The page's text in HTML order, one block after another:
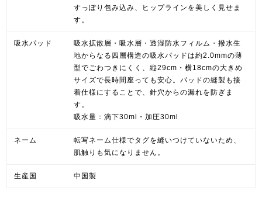
すっぽり包み込み、ヒップラインを美しく見せま
す。
吸水パッド
吸水拡散層・吸水層・透湿防水フィルム・撥水生
地からなる四層構造の吸水パッドは約2.0mmの薄
型でごわつきにくく、縦29cm・横18cmの大きめ
サイズで長時間座っても安心。パッドの縫製も接
着仕様にすることで、針穴からの漏れを防ぎま
す。
吸水量：滴下30ml・加圧30ml
ネーム
転写ネーム仕様でタグを縫いつけていないため、
肌触りも気になりません。
生産国 中国製